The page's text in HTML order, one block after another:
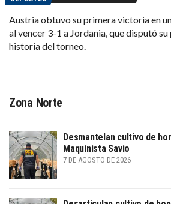
Austria obtuvo su primera victoria en
al vencer 3-1 a Jordania, que disputó
historia del torneo.
Zona Norte
Desmantelan cultivo de
Maquinista Savio
7 DE AGOSTO DE 2026